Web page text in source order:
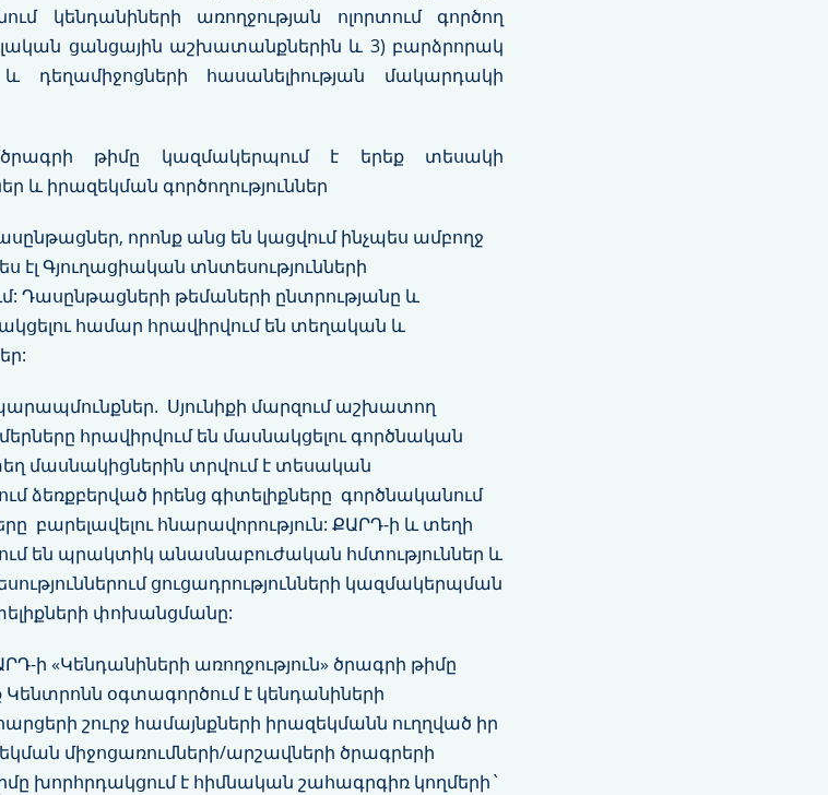
կենդանիների առողջության ոլորտում գործող
ցանցային աշխատանքներին և 3) բարձրորակ
դեղամիջոցների հասանելիության մակարդակի
ծրագրի թիմը կազմակերպում է երեք տեսակի
իրազեկման գործողություններ
որոնք անց են կացվում ինչպես ամբողջ
Գյուղացիական տնտեսությունների
Դասընթացների թեմաների ընտրությանը և
համար հրավիրվում են տեղական և
Սյունիքի մարզում աշխատող
հրավիրվում են մասնակցելու գործնական
մասնակիցներին տրվում է տեսական
ձեռքբերված իրենց գիտելիքները գործնականում
բարելավելու հնարավորություն: ՔԱՐԴ-ի և տեղի
են պրակտիկ անասնաբուժական հմտություններ և
ցուցադրությունների կազմակերպման
փոխանցմանը:
ի «Կենդանիների առողջություն» ծրագրի թիմը
Կենտրոնն օգտագործում է կենդանիների
շուրջ համայնքների իրազեկմանն ուղղված իր
միջոցառումների/արշավների ծրագրերի
խորհրդակցում է հիմնական շահագրգիռ կողմերի`